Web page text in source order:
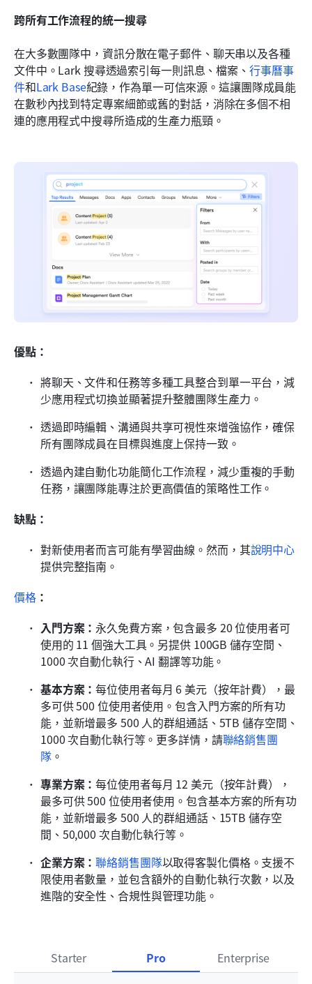
跨所有工作流程的統一搜尋
在大多數團隊中，資訊分散在電子郵件、聊天串以及各種
文件中。Lark 搜尋透過索引每一則訊息、檔案、 行事曆事
件和Lark Base紀錄，作為單一可信來源。這讓團隊成員能
在數秒內找到特定專案細節或舊的對話，消除在多個不相
連的應用程式中搜尋所造成的生產力瓶頸。
優點：
將聊天、文件和任務等多種工具整合到單一平台，減
少應用程式切換並顯著提升整體團隊生產力。
透過即時編輯、溝通與共享可視性來增強協作，確保
所有團隊成員在目標與進度上保持一致。
透過內建自動化功能簡化工作流程，減少重複的手動
任務，讓團隊能專注於更高價值的策略性工作。
缺點：
對新使用者而言可能有學習曲線。然而，其說明中心
提供完整指南。
價格：
入門方案： 永久免費方案，包含最多 20 位使用者可
使用的 11 個強大工具。另提供 100GB 儲存空間、
1000 次自動化執行、AI 翻譯等功能。
基本方案：每位使用者每月 6 美元（按年計費），最
多可供 500 位使用者使用。包含入門方案的所有功
能，並新增最多 500 人的群組通話、5TB 儲存空間、
1000 次自動化執行等。更多詳情，請聯絡銷售團
隊。
專業方案：每位使用者每月 12 美元（按年計費），
最多可供 500 位使用者使用。包含基本方案的所有功
能，並新增最多 500 人的群組通話、15TB 儲存空
間、50,000 次自動化執行等。
企業方案：聯絡銷售團隊以取得客製化價格。支援不
限使用者數量，並包含額外的自動化執行次數，以及
進階的安全性、合規性與管理功能。
Starter Pro Enterprise